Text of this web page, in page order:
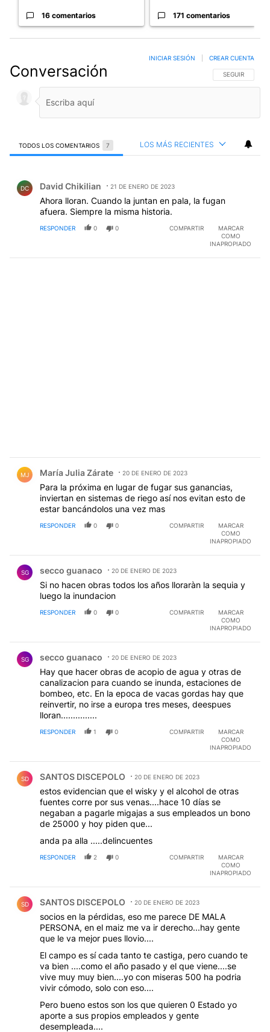
16 comentarios 171 comentarios
Conversación SIGA ESTA
SEGUIR
INICIAR SESIÓN CREAR CUENTA
TODOS LOS COMENTARIOS 7 LOS MÁS RECIENTES
DC David Chikilian 21 DE ENERO DE 2023
Ahora lloran. Cuando la juntan en pala, la fugan
afuera. Siempre la misma historia.
RESPONDER 0 0 COMPARTIR
MARCAR
COMO
INAPROPIADO
MJ María Julia Zárate 20 DE ENERO DE 2023
Para la próxima en lugar de fugar sus ganancias,
inviertan en sistemas de riego así nos evitan esto de
estar bancándolos una vez mas
RESPONDER 0 0 COMPARTIR
MARCAR
COMO
INAPROPIADO
SG secco guanaco 20 DE ENERO DE 2023
Si no hacen obras todos los años lloraràn la sequia y
luego la inundacion
RESPONDER 0 0 COMPARTIR
MARCAR
COMO
INAPROPIADO
SG secco guanaco 20 DE ENERO DE 2023
Hay que hacer obras de acopio de agua y otras de
canalizacion para cuando se inunda, estaciones de
bombeo, etc. En la epoca de vacas gordas hay que
reinvertir, no irse a europa tres meses, deespues
lloran...............
RESPONDER 1 0 COMPARTIR
MARCAR
COMO
INAPROPIADO
SD SANTOS DISCEPOLO 20 DE ENERO DE 2023
estos evidencian que el wisky y el alcohol de otras
fuentes corre por sus venas....hace 10 días se
negaban a pagarle migajas a sus empleados un bono
de 25000 y hoy piden que...
anda pa alla .....delincuentes
RESPONDER 2 0 COMPARTIR
MARCAR
COMO
INAPROPIADO
SD SANTOS DISCEPOLO 20 DE ENERO DE 2023
socios en la pérdidas, eso me parece DE MALA
PERSONA, en el maiz me va ir derecho...hay gente
que le va mejor pues llovio....
El campo es sí cada tanto te castiga, pero cuando te
va bien ....como el año pasado y el que viene....se
vive muy muy bien....yo con miseras 500 ha podria
vivir cómodo, solo con eso....
Pero bueno estos son los que quieren 0 Estado yo
aporte a sus propios empleados y gente
desempleada....